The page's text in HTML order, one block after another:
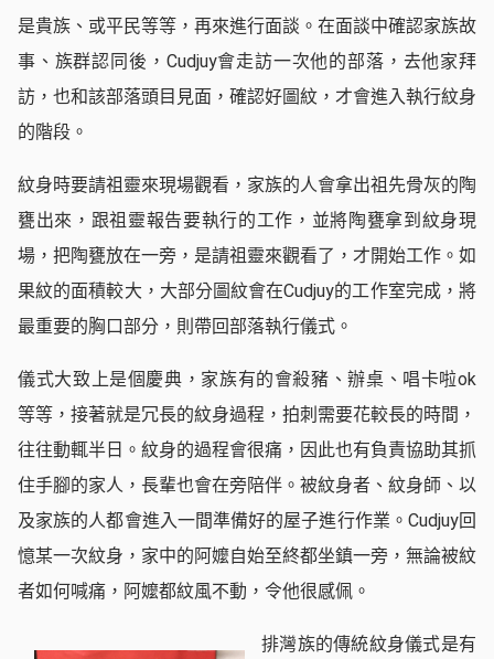
是貴族、或平民等等，再來進行面談。在面談中確認家族故
事、族群認同後，Cudjuy會走訪一次他的部落，去他家拜
訪，也和該部落頭目見面，確認好圖紋，才會進入執行紋身
的階段。
紋身時要請祖靈來現場觀看，家族的人會拿出祖先骨灰的陶
甕出來，跟祖靈報告要執行的工作，並將陶甕拿到紋身現
場，把陶甕放在一旁，是請祖靈來觀看了，才開始工作。如
果紋的面積較大，大部分圖紋會在Cudjuy的工作室完成，將
最重要的胸口部分，則帶回部落執行儀式。
儀式大致上是個慶典，家族有的會殺豬、辦桌、唱卡啦ok
等等，接著就是冗長的紋身過程，拍刺需要花較長的時間，
往往動輒半日。紋身的過程會很痛，因此也有負責協助其抓
住手腳的家人，長輩也會在旁陪伴。被紋身者、紋身師、以
及家族的人都會進入一間準備好的屋子進行作業。Cudjuy回
憶某一次紋身，家中的阿嬤自始至終都坐鎮一旁，無論被紋
者如何喊痛，阿嬤都紋風不動，令他很感佩。
排灣族的傳統紋身儀式是有